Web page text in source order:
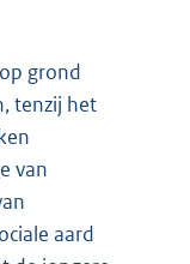
grond
tenzij het
van
aard